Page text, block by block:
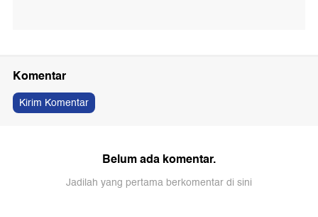
Komentar
Kirim Komentar
Belum ada komentar.
Jadilah yang pertama berkomentar di sini